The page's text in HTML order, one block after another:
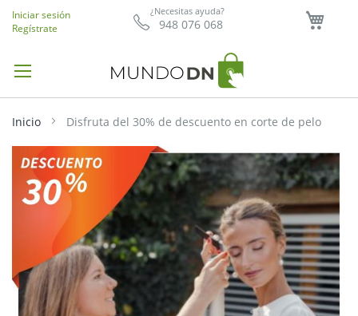
¿Necesitas ayuda?
948 076 068
Iniciar sesión
Regístrate
Inicio Disfruta del 30% de descuento en corte de pelo
Saltar
al
final
de
imágenes